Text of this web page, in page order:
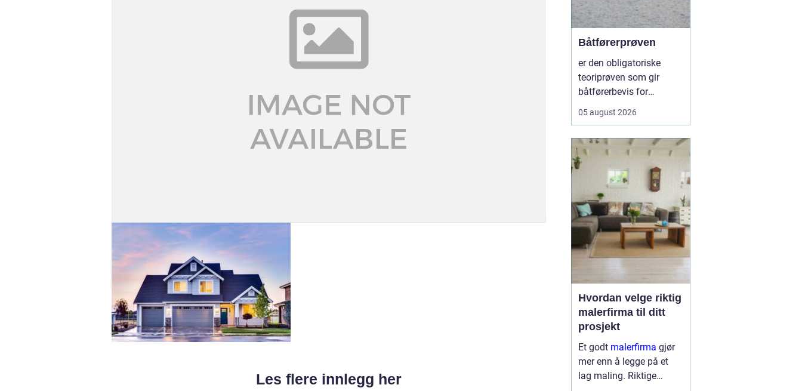
Les flere innlegg her
Båtførerprøven
er den obligatoriske
teoriprøven som gir
båtførerbevis for
dokumenterer at føreren
sjøvett, navigasjon, lover
og regler, samt sikkerhet
om bord. For alle som vil
bruke motorbåt lovlig og
trygt, er dette et...
05 august 2026
Hvordan velge riktig
malerfirma til ditt
prosjekt
Et godt malerfirma gjør
mer enn å legge på et
lag maling. Riktige